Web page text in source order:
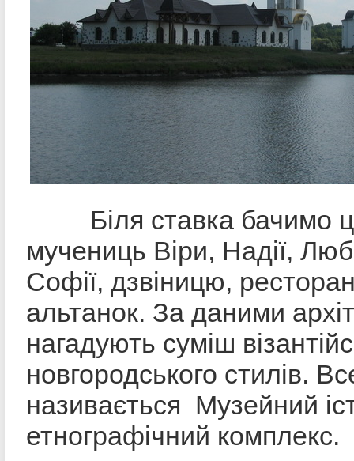
Біля ставка бачимо
мучениць Віри, Надії,
Софії, дзвіницю,
альтанок. За даними
нагадують суміш
новгородського стилів.
називається Музейний
етнографічний комплекс.